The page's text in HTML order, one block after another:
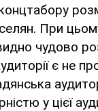
При
чудово
є не
у цієї